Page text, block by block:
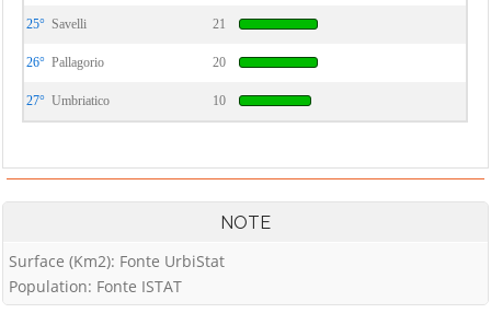
25° Savelli 21
26° Pallagorio 20
27° Umbriatico 10
NOTE
Surface (Km2): Fonte UrbiStat
Population: Fonte ISTAT